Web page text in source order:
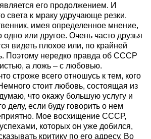
его продолжением. И
света к мраку удручающе резки.
имея определенное мнение,
одно или другое. Очень часто друзья
видеть плохое или, по крайней
Поэтому нередко правда об СССР
а ложь – с любовью.
строже всего отношусь к тем, кого
стоит любовь, состоящая из
что окажу большую услугу и
делу, если буду говорить о нем
Мое восхищение СССР,
которых он уже добился,
критику по его адресу. Во